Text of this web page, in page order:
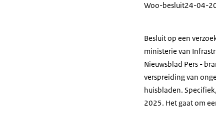
Woo-besluit24-04-
Besluit op een
ministerie van
Nieuwsblad Pers -
verspreiding van
huisbladen.
2025. Het gaat om